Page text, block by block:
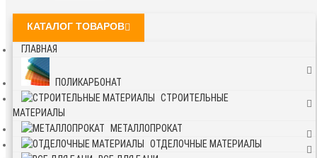
КАТАЛОГ ТОВАРОВ
ГЛАВНАЯ
ПОЛИКАРБОНАТ
СТРОИТЕЛЬНЫЕ
МАТЕРИАЛЫ
МЕТАЛЛОПРОКАТ
ОТДЕЛОЧНЫЕ МАТЕРИАЛЫ